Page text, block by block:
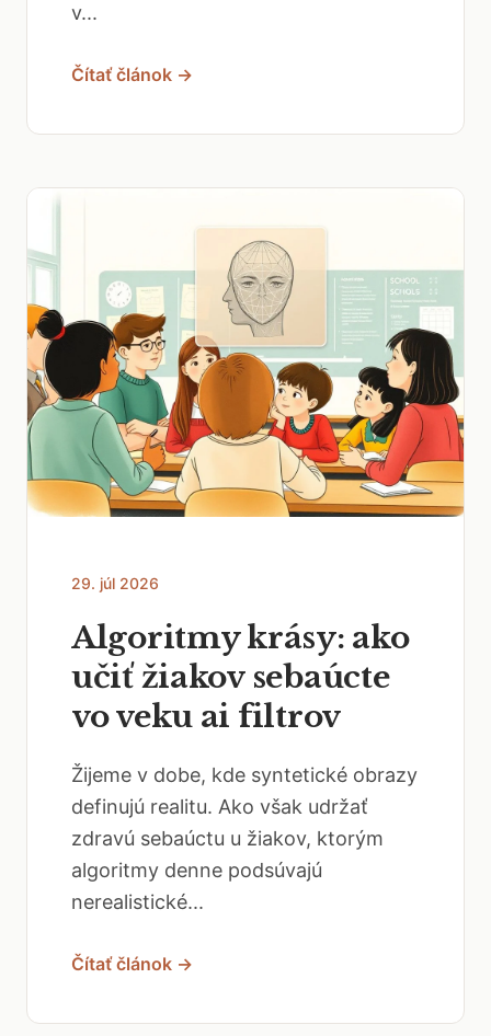
v...
Čítať článok →
29. júl 2026
Algoritmy krásy: ako
učiť žiakov sebaúcte
vo veku ai filtrov
Žijeme v dobe, kde syntetické obrazy
definujú realitu. Ako však udržať
zdravú sebaúctu u žiakov, ktorým
algoritmy denne podsúvajú
nerealistické...
Čítať článok →